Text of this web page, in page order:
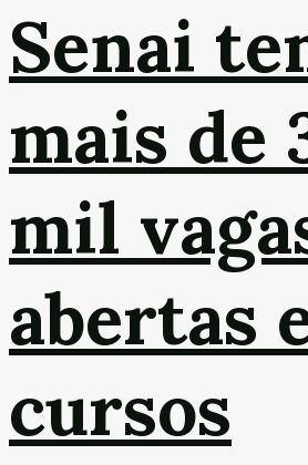
Senai
mais de
mil
abertas
cursos